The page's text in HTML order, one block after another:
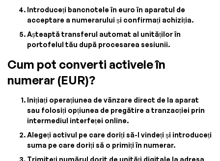
Introduceți bancnotele în euro în aparatul de
acceptare a numerarului și confirmați achiziția.
Așteaptă transferul automat al unităților în
portofelul tău după procesarea sesiunii.
Cum pot converti activele în
numerar (EUR)?
Inițiați operațiunea de vânzare direct de la aparat
sau folosiți opțiunea de pregătire a tranzacției prin
intermediul interfeței online.
Alegeți activul pe care doriți să-l vindeți și introduceți
suma pe care doriți să o primiți în numerar.